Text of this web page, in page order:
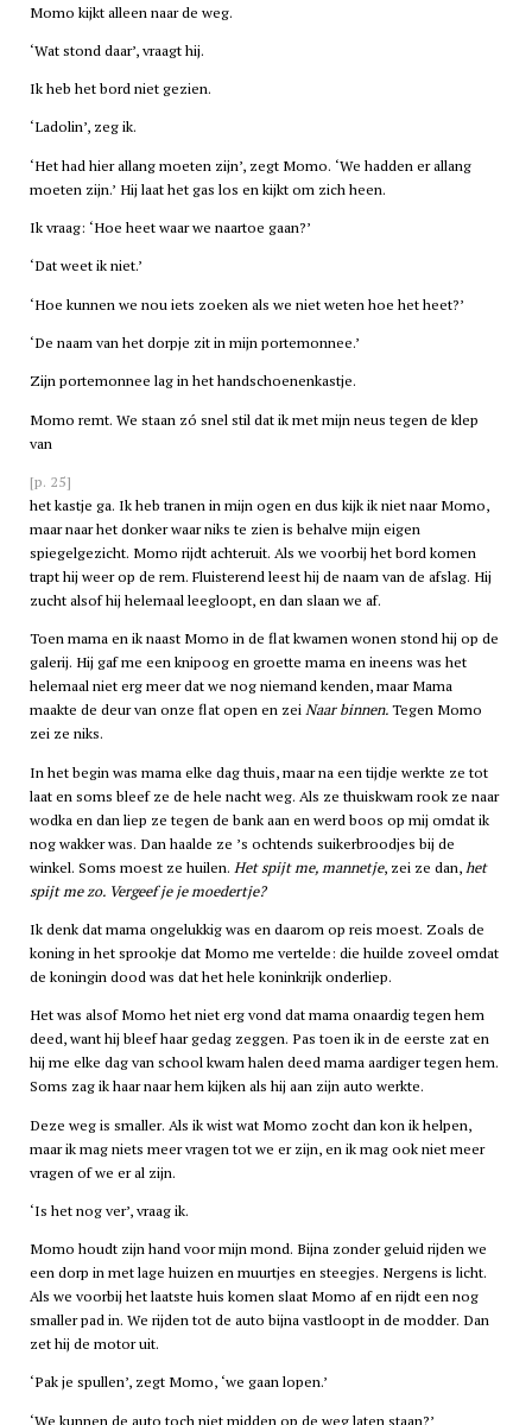
Momo kijkt alleen naar de weg.
‘Wat stond daar’, vraagt hij.
Ik heb het bord niet gezien.
‘Ladolin’, zeg ik.
‘Het had hier allang moeten zijn’, zegt Momo. ‘We hadden er allang
moeten zijn.’ Hij laat het gas los en kijkt om zich heen.
Ik vraag: ‘Hoe heet waar we naartoe gaan?’
‘Dat weet ik niet.’
‘Hoe kunnen we nou iets zoeken als we niet weten hoe het heet?’
‘De naam van het dorpje zit in mijn portemonnee.’
Zijn portemonnee lag in het handschoenenkastje.
Momo remt. We staan zó snel stil dat ik met mijn neus tegen de klep
van
[p. 25]
het kastje ga. Ik heb tranen in mijn ogen en dus kijk ik niet naar Momo,
maar naar het donker waar niks te zien is behalve mijn eigen
spiegelgezicht. Momo rijdt achteruit. Als we voorbij het bord komen
trapt hij weer op de rem. Fluisterend leest hij de naam van de afslag. Hij
zucht alsof hij helemaal leegloopt, en dan slaan we af.
Toen mama en ik naast Momo in de flat kwamen wonen stond hij op de
galerij. Hij gaf me een knipoog en groette mama en ineens was het
helemaal niet erg meer dat we nog niemand kenden, maar Mama
maakte de deur van onze flat open en zeiNaar binnen.Tegen Momo
zei ze niks.
In het begin was mama elke dag thuis, maar na een tijdje werkte ze tot
laat en soms bleef ze de hele nacht weg. Als ze thuiskwam rook ze naar
wodka en dan liep ze tegen de bank aan en werd boos op mij omdat ik
nog wakker was. Dan haalde ze ’s ochtends suikerbroodjes bij de
winkel. Soms moest ze huilen. Het spijt me, mannetje, zei ze dan,het
spijt me zo. Vergeef je je moedertje?
Ik denk dat mama ongelukkig was en daarom op reis moest. Zoals de
koning in het sprookje dat Momo me vertelde: die huilde zoveel omdat
de koningin dood was dat het hele koninkrijk onderliep.
Het was alsof Momo het niet erg vond dat mama onaardig tegen hem
deed, want hij bleef haar gedag zeggen. Pas toen ik in de eerste zat en
hij me elke dag van school kwam halen deed mama aardiger tegen hem.
Soms zag ik haar naar hem kijken als hij aan zijn auto werkte.
Deze weg is smaller. Als ik wist wat Momo zocht dan kon ik helpen,
maar ik mag niets meer vragen tot we er zijn, en ik mag ook niet meer
vragen of we er al zijn.
‘Is het nog ver’, vraag ik.
Momo houdt zijn hand voor mijn mond. Bijna zonder geluid rijden we
een dorp in met lage huizen en muurtjes en steegjes. Nergens is licht.
Als we voorbij het laatste huis komen slaat Momo af en rijdt een nog
smaller pad in. We rijden tot de auto bijna vastloopt in de modder. Dan
zet hij de motor uit.
‘Pak je spullen’, zegt Momo, ‘we gaan lopen.’
‘We kunnen de auto toch niet midden op de weg laten staan?’